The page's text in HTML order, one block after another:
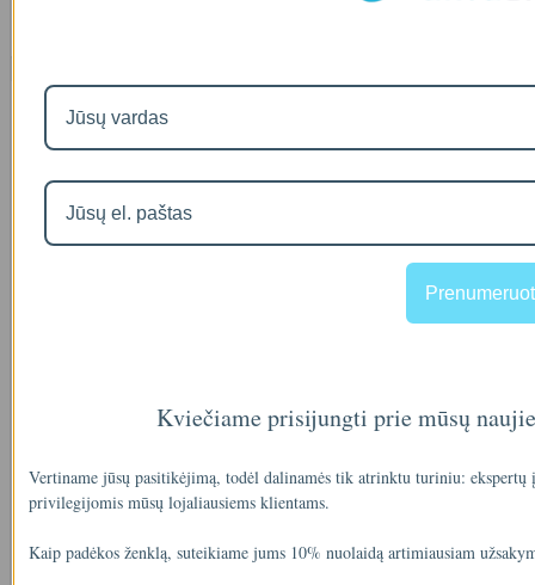
IŠMANAUS VANDENS NUOTĖKIO DETEKTORIAUS PRIEDAS
Kviečiame prisijungti prie mūsų
Vertiname jūsų pasitikėjimą, todėl dalinamės tik atrinktu turiniu:
privilegijomis mūsų lojaliausiems klientams.
Kaip padėkos ženklą, suteikiame jums 10% nuolaidą artimiausiam